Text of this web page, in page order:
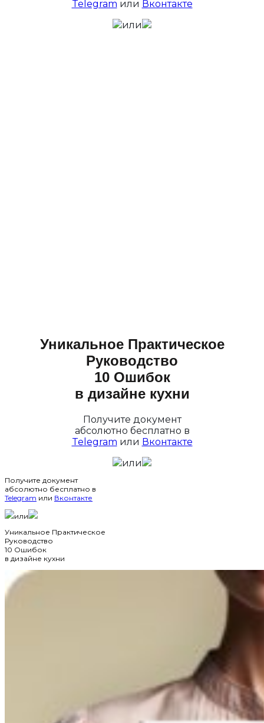
Telegram или Вконтакте
или
Уникальное Практическое
Руководство
10 Ошибок
в дизайне кухни
Получите документ
абсолютно бесплатно в
Telegram или Вконтакте
или
Получите документ
абсолютно бесплатно в
Telegram или Вконтакте
или
Уникальное Практическое
Руководство
10 Ошибок
в дизайне кухни